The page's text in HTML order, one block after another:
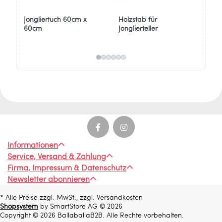
vielseitigen Jonglierball.
Informationen zum Hersteller:
Ballaballa - Spielwaren und Freizeitsport
Stockder Str. 23
42857 Remscheid
Deutschland
Jongliertuch 60cm x
60cm
Holzstab für
Jonglierteller
Informationen
Service, Versand & Zahlung
Firma, Impressum & Datenschutz
Newsletter abonnieren
* Alle Preise zzgl. MwSt., zzgl. Versandkosten
Shopsystem by SmartStore AG © 2026
Copyright © 2026 BallaballaB2B. Alle Rechte vorbehalten.